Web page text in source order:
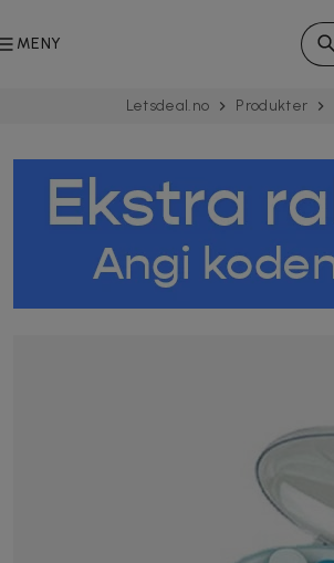
MENY
Letsdeal.no Produkter